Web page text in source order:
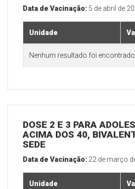
Data de Vacinação: 5 de abril de
Unidade
Nenhum resultado foi encontrado.
DOSE 2 E 3 PARA
ACIMA DOS 40,
SEDE
Data de Vacinação: 22 de março
Unidade